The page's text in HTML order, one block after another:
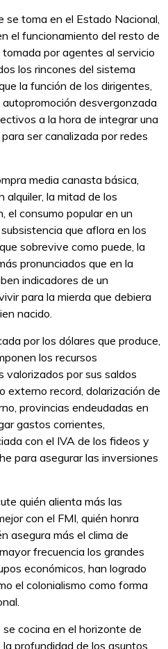
se toma en el Estado Nacional,
el funcionamiento del resto de
por agentes al servicio
los rincones del sistema
la función de los dirigentes,
desvergonzada
a la hora de integrar una
ser canalizada por redes
media canasta básica,
alquiler, la mitad de los
el consumo popular en un
que aflora en los
sobrevive como puede, la
pronunciados que en la
indicadores de un
para la mierda que debiera
nacido.
por los dólares que produce,
los recursos
valorizados por sus saldos
externo record, dolarización de
provincias endeudadas en
gastos corrientes,
con el IVA de los fideos y
para asegurar las inversiones
quién alienta más las
con el FMI, quién honra
asegura más el clima de
frecuencia los grandes
económicos, han logrado
el colonialismo como forma
cocina en el horizonte de
profundidad de los asuntos